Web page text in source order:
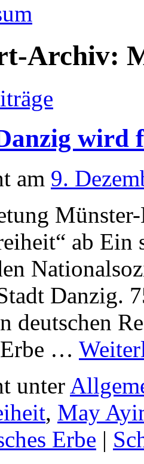
Archiv:
wird
am 9.
ab Ein
Danzig.
deutschen
…
unter
, May
Erbe |